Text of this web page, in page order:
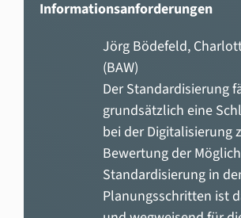
Informationsanforderungen
Jörg Bödefeld,
(BAW)
Der Standardisierung
grundsätzlich eine
bei der Digitalisierung
Bewertung der
Standardisierung in
Planungsschritten ist